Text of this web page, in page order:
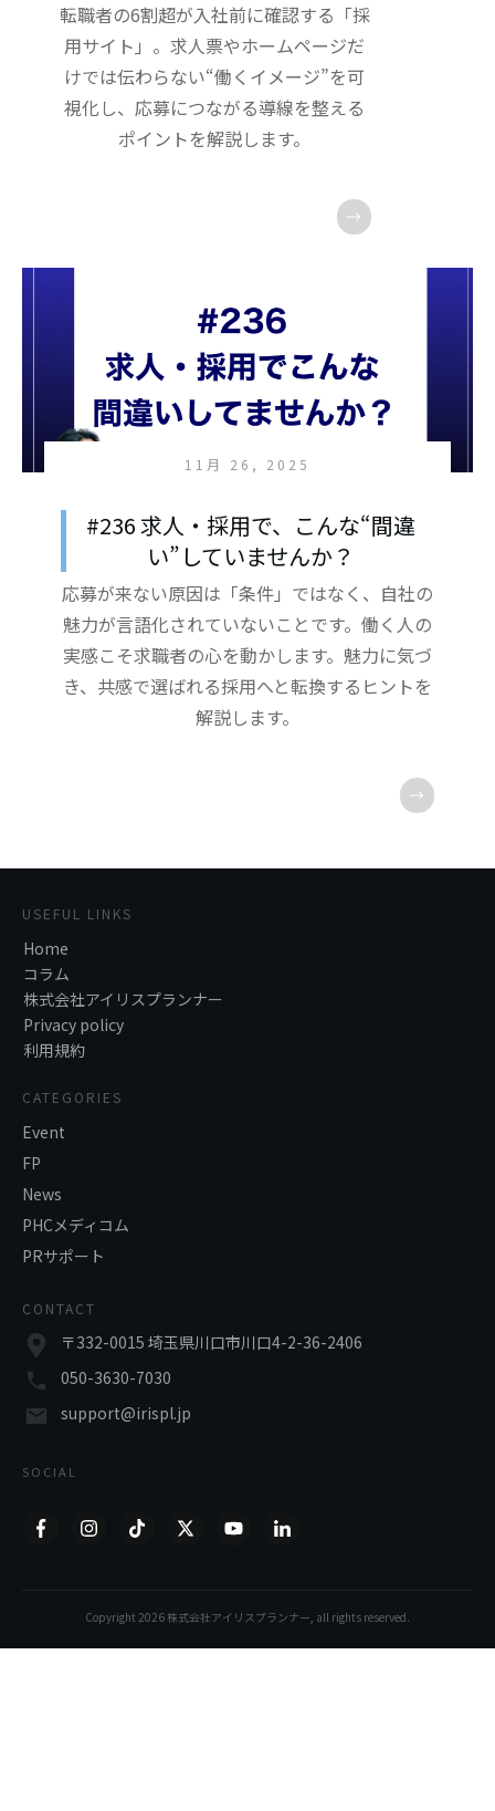
転職者の6割超が入社前に確認する「採
用サイト」。求人票やホームページだ
けでは伝わらない“働くイメージ”を可
視化し、応募につながる導線を整える
ポイントを解説します。
11月 26, 2025
#236 求人・採用で、こんな“間違
い”していませんか？
応募が来ない原因は「条件」ではなく、自社の
魅力が言語化されていないことです。働く人の
実感こそ求職者の心を動かします。魅力に気づ
き、共感で選ばれる採用へと転換するヒントを
解説します。
USEFUL LINKS
Home
コラム
株式会社アイリスプランナー
Privacy policy
利用規約
CATEGORIES
Event
FP
News
PHCメディコム
PRサポート
CONTACT
〒332-0015 埼玉県川口市川口4-2-36-2406
050-3630-7030
support@irispl.jp
SOCIAL
Copyright2026株式会社アイリスプランナー, all rights reserved.